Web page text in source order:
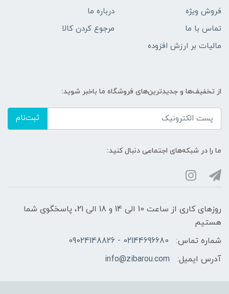
فروش ویژه
درباره ما
تماس با ما
مرجوع کردن کالا
مالیات بر ارزش افزوده
از تخفیف‌ها و جدیدترین‌های فروشگاه ما باخبر شوید:
ثبت‌نام
ما را در شبکه‌های اجتماعی دنبال کنید:
روزهای کاری از ساعت 10 الی 14 و 18 الی 21، پاسخگوی شما
هستیم
شماره تماس:
02144696680 - 09024148826
آدرس ایمیل:
info@zibarou.com